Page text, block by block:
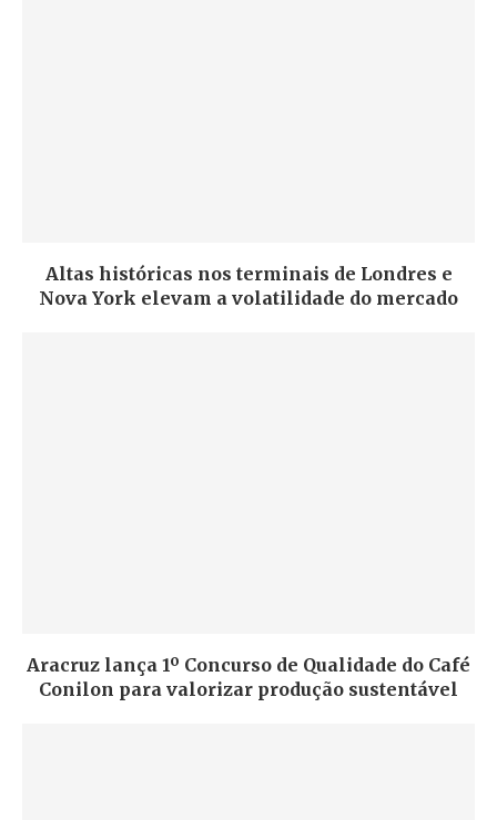
Altas históricas nos terminais de Londres e
Nova York elevam a volatilidade do mercado
Aracruz lança 1º Concurso de Qualidade do Café
Conilon para valorizar produção sustentável